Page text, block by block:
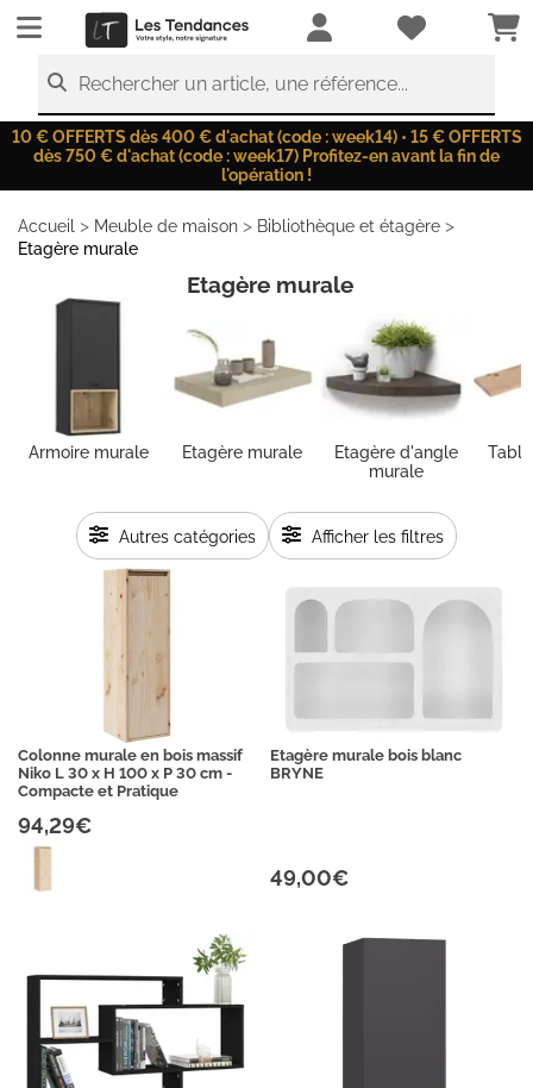
LesTendances.fr
Rechercher un article, une référence...
10 € OFFERTS dès 400 € d'achat (code : week14) • 15 € OFFERTS
dès 750 € d'achat (code : week17) Profitez-en avant la fin de
l'opération !
Accueil > Meuble de maison > Bibliothèque et étagère >
Etagère murale
Etagère murale
Armoire murale Etagère murale
Etagère d'angle
murale
Colonne murale en bois massif
Niko L 30 x H 100 x P 30 cm -
Compacte et Pratique
94,29€
Etagère murale bois blanc
BRYNE
49,00€
Autres catégories Afficher les filtres